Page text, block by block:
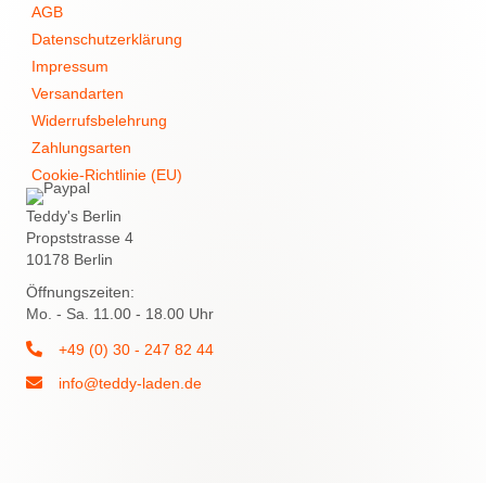
AGB
Datenschutzerklärung
Impressum
Versandarten
Widerrufsbelehrung
Zahlungsarten
Cookie-Richtlinie (EU)
Teddy's Berlin
Propststrasse 4
10178 Berlin
Öffnungszeiten:
Mo. - Sa. 11.00 - 18.00 Uhr
+49 (0) 30 - 247 82 44
info@teddy-laden.de